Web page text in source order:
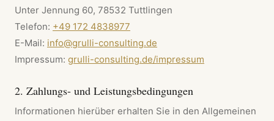
Unter Jennung 60, 78532 Tuttlingen
Telefon: +49 172 4838977
E-Mail: info@grulli-consulting.de
Impressum: grulli-consulting.de/impressum
2. Zahlungs- und Leistungsbedingungen
Informationen hierüber erhalten Sie in den Allgemeinen